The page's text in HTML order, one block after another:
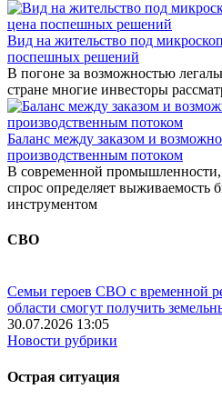
Вид на жительство под
поспешных решений
В погоне за возможностью
стране многие инвесторы
Баланс между заказом и
производственным потоком
В современной промышленности,
спрос определяет выживаемость
инструментом
СВО
Семьи героев СВО с временной
области смогут получить
30.07.2026 13:05
Новости рубрики
Острая ситуация